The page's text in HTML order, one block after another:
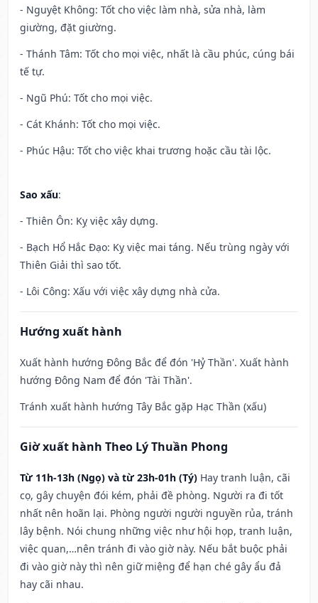
- Nguyệt Không: Tốt cho việc làm nhà, sửa nhà, làm
giường, đặt giường.
- Thánh Tâm: Tốt cho mọi việc, nhất là cầu phúc, cúng bái
tế tự.
- Ngũ Phú: Tốt cho mọi việc.
- Cát Khánh: Tốt cho mọi việc.
- Phúc Hậu: Tốt cho việc khai trương hoặc cầu tài lộc.
Sao xấu:
- Thiên Ôn: Kỵ việc xây dựng.
- Bạch Hổ Hắc Đạo: Kỵ việc mai táng. Nếu trùng ngày với
Thiên Giải thì sao tốt.
- Lôi Công: Xấu với việc xây dựng nhà cửa.
Hướng xuất hành
Xuất hành hướng Đông Bắc để đón 'Hỷ Thần'. Xuất hành
hướng Đông Nam để đón 'Tài Thần'.
Tránh xuất hành hướng Tây Bắc gặp Hạc Thần (xấu)
Giờ xuất hành Theo Lý Thuần Phong
Từ 11h-13h (Ngọ) và từ 23h-01h (Tý) Hay tranh luận, cãi
cọ, gây chuyện đói kém, phải đề phòng. Người ra đi tốt
nhất nên hoãn lại. Phòng người người nguyền rủa, tránh
lây bệnh. Nói chung những việc như hội họp, tranh luận,
việc quan,…nên tránh đi vào giờ này. Nếu bắt buộc phải
đi vào giờ này thì nên giữ miệng để hạn ché gây ẩu đả
hay cãi nhau.